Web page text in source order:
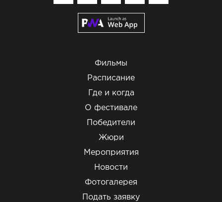
Фильмы
Расписание
Где и когда
О фестивале
Победители
Жюри
Мероприятия
Новости
Фотогалерея
Подать заявку